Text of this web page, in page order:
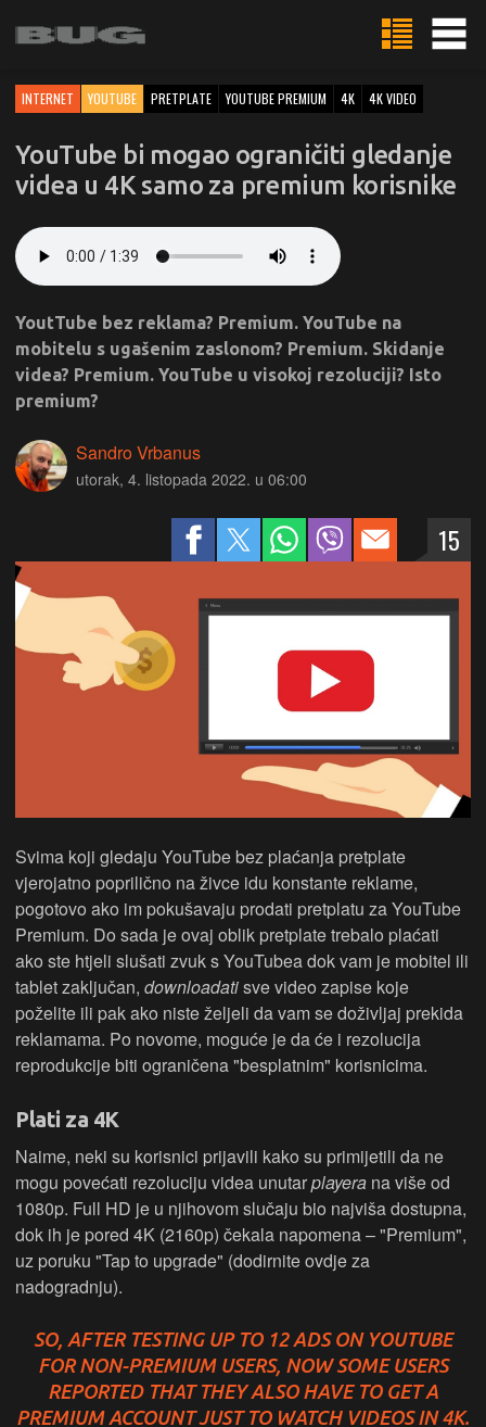
INTERNET YOUTUBE PRETPLATE YOUTUBE PREMIUM 4K 4K VIDEO
YouTube bi mogao ograničiti gledanje
videa u 4K samo za premium korisnike
YoutTube bez reklama? Premium. YouTube na
mobitelu s ugašenim zaslonom? Premium. Skidanje
videa? Premium. YouTube u visokoj rezoluciji? Isto
premium?
Sandro Vrbanus
utorak, 4. listopada 2022. u 06:00
15
Svima koji gledaju YouTube bez plaćanja pretplate
vjerojatno poprilično na živce idu konstante reklame,
pogotovo ako im pokušavaju prodati pretplatu za YouTube
Premium. Do sada je ovaj oblik pretplate trebalo plaćati
ako ste htjeli slušati zvuk s YouTubea dok vam je mobitel ili
tablet zaključan, downloadatisve video zapise koje
poželite ili pak ako niste željeli da vam se doživljaj prekida
reklamama. Po novome, moguće je da će i rezolucija
reprodukcije biti ograničena "besplatnim" korisnicima.
Plati za 4K
Naime, neki su korisnici prijavili kako su primijetili da ne
mogu povećati rezoluciju videa unutarplayera na više od
1080p. Full HD je u njihovom slučaju bio najviša dostupna,
dok ih je pored 4K (2160p) čekala napomena – "Premium",
uz poruku "Tap to upgrade" (dodirnite ovdje za
nadogradnju).
SO, AFTER TESTING UP TO 12 ADS ON YOUTUBE
FOR NON-PREMIUM USERS, NOW SOME USERS
REPORTED THAT THEY ALSO HAVE TO GET A
PREMIUM ACCOUNT JUST TO WATCH VIDEOS IN 4K.